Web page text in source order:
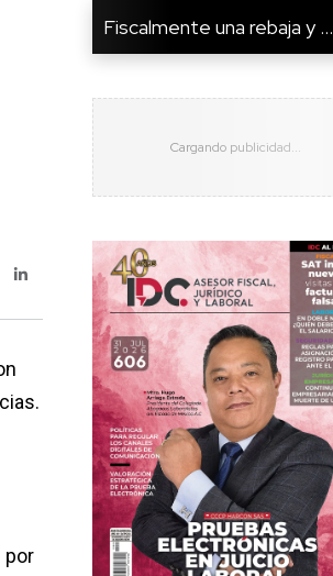
por
Fiscalmente una rebaja y ...